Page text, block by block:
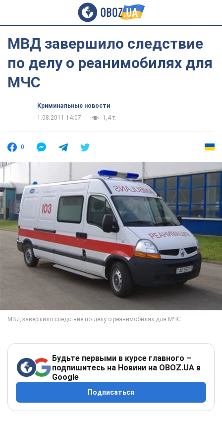
МВД завершило следствие
по делу о реанимобилях для
МЧС
Криминальные новости
1.08.2011 14:07
1,4 т.
0
Будьте первыми в курсе главного –
подпишитесь на Новини на OBOZ.UA в
Google
Подписаться